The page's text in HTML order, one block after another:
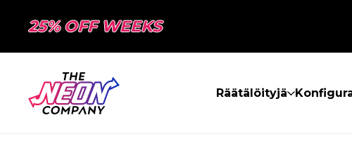
25% OFF WEEKS
Räätälöityjä